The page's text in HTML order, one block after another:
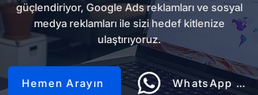
güçlendiriyor, Google Ads reklamları ve sosyal
medya reklamları ile sizi hedef kitlenize
ulaştırıyoruz.
Hemen Arayın WhatsApp Hattı